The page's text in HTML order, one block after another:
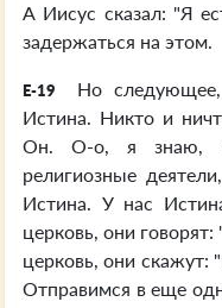
А Иисус сказал: "Я
задержаться на этом.
E-19
Но
Истина. Никто и
Он. О-о, я знаю,
религиозные
Истина. У нас
церковь, они
церковь, они скажут:
Отправимся в еще